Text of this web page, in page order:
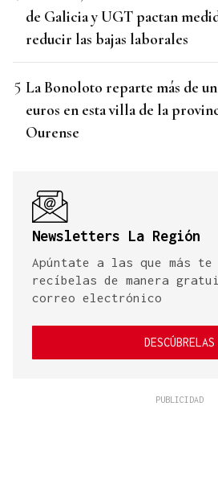
de Galicia y UGT pactan
reducir las bajas laborales
La Bonoloto reparte más de
euros en esta villa de la
Ourense
Newsletters La Región
Apúntate a las que más
recíbelas de manera
correo electrónico
DESCÚBRELAS